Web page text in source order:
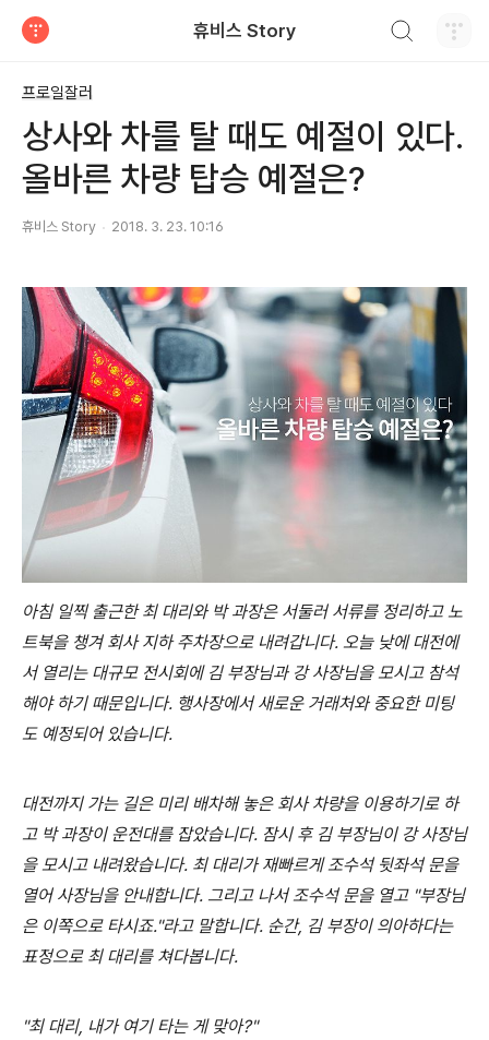
휴비스 Story
프로일잘러
상사와 차를 탈 때도 예절이 있다.
올바른 차량 탑승 예절은?
휴비스 Story 2018. 3. 23. 10:16
아침 일찍 출근한 최 대리와 박 과장은 서둘러 서류를 정리하고 노
트북을 챙겨 회사 지하 주차장으로 내려갑니다. 오늘 낮에 대전에
서 열리는 대규모 전시회에 김 부장님과 강 사장님을 모시고 참석
해야 하기 때문입니다. 행사장에서 새로운 거래처와 중요한 미팅
도 예정되어 있습니다.
대전까지 가는 길은 미리 배차해 놓은 회사 차량을 이용하기로 하
고 박 과장이 운전대를 잡았습니다. 잠시 후 김 부장님이 강 사장님
을 모시고 내려왔습니다. 최 대리가 재빠르게 조수석 뒷좌석 문을
열어 사장님을 안내합니다. 그리고 나서 조수석 문을 열고 "부장님
은 이쪽으로 타시죠."라고 말합니다. 순간, 김 부장이 의아하다는
표정으로 최 대리를 쳐다봅니다.
"최 대리, 내가 여기 타는 게 맞아?"